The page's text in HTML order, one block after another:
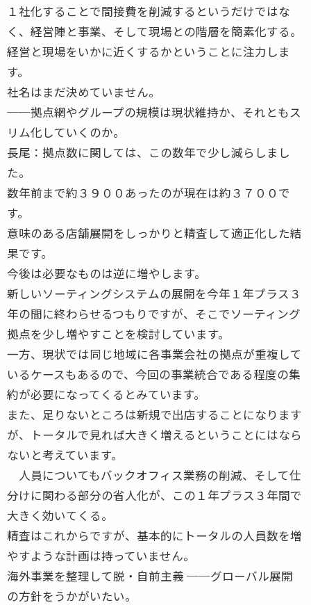
１社化することで間接費を削減するというだけではな
く、経営陣と事業、そして現場との階層を簡素化する。
経営と現場をいかに近くするかということに注力しま
す。
社名はまだ決めていません。
──拠点網やグループの規模は現状維持か、それともス
リム化していくのか。
長尾：拠点数に関しては、この数年で少し減らしまし
た。
数年前まで約３９００あったのが現在は約３７００で
す。
意味のある店舗展開をしっかりと精査して適正化した結
果です。
今後は必要なものは逆に増やします。
新しいソーティングシステムの展開を今年１年プラス３
年の間に終わらせるつもりですが、そこでソーティング
拠点を少し増やすことを検討しています。
一方、現状では同じ地域に各事業会社の拠点が重複して
いるケースもあるので、今回の事業統合である程度の集
約が必要になってくるとみています。
また、足りないところは新規で出店することになります
が、トータルで見れば大きく増えるということにはなら
ないと考えています。
人員についてもバックオフィス業務の削減、そして仕
分けに関わる部分の省人化が、この１年プラス３年間で
大きく効いてくる。
精査はこれからですが、基本的にトータルの人員数を増
やすような計画は持っていません。
海外事業を整理して脱・自前主義 ──グローバル展開
の方針をうかがいたい。